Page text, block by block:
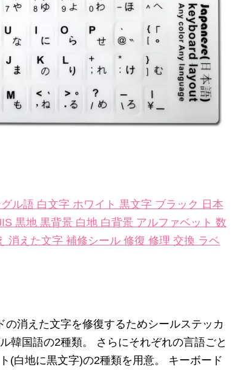
ル語 白文字 ホワイト 黒文字 ブラック 日本
黒地 黒背景 白地 白背景 アルファベット 数
消えた文字 補修シール 修復 修理 交換 ラベ
消えた文字を修復するためシールステッカ
韓国語の2種類。 さらにそれぞれの言語ごと
(白地に黒文字)の2種類を用意。 キーボード